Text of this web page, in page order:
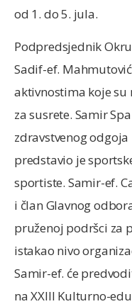
od 1. do 5. jula.
Podpredsjednik
Sadif-ef.
aktivnostima koje
za susrete. Samir
zdravstvenog
predstavio je
sportiste. Samir-ef.
i član Glavnog
pruženoj podršci za
istakao nivo
Samir-ef. će
na XXIII Kulturno-